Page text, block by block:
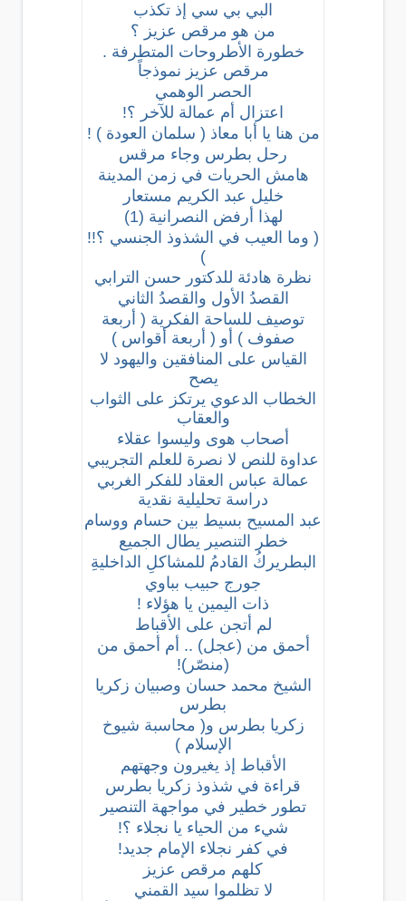
البي بي سي إذ تكذب
من هو مرقص عزيز ؟
خطورة الأطروحات المتطرفة .
مرقص عزيز نموذجاً
الحصر الوهمي
اعتزال أم عمالة للآخر ؟!
من هنا يا أبا معاذ ( سلمان العودة ) !
رحل بطرس وجاء مرقس
هامش الحريات في زمن المدينة
خليل عبد الكريم مستعار
لهذا أرفض النصرانية (1)
( وما العيب في الشذوذ الجنسي ؟!!
)
نظرة هادئة للدكتور حسن الترابي
القصدُ الأول والقصدُ الثاني
توصيف للساحة الفكرية ( أربعة
صفوف ) أو ( أربعة أقواس )
القياس على المنافقين واليهود لا
يصح
الخطاب الدعوي يرتكز على الثواب
والعقاب
أصحاب هوى وليسوا عقلاء
عداوة للنص لا نصرة للعلم التجريبي
عمالة عباس العقاد للفكر الغربي
دراسة تحليلية نقدية
عبد المسيح بسيط بين حسام ووسام
خطر التنصير يطال الجميع
البطريركُ القادمُ للمشاكلِ الداخليةِ
جورج حبيب بباوي
ذات اليمين يا هؤلاء !
لم أتجن على الأقباط
أحمق من (عجل) .. أم أحمق من
(منصّر)!
الشيخ محمد حسان وصبيان زكريا
بطرس
زكريا بطرس و( محاسبة شيوخ
الإسلام )
الأقباط إذ يغيرون وجهتهم
قراءة في شذوذ زكريا بطرس
تطور خطير في مواجهة التنصير
شيء من الحياء يا نجلاء ؟!
في كفر نجلاء الإمام جديد!
كلهم مرقص عزيز
لا تظلموا سيد القمني